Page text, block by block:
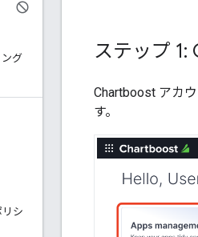
グ
シ
ステップ
Chartboost アカ
す。